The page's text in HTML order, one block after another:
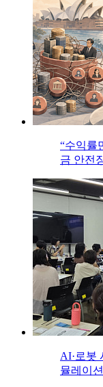
“수익률
금 안전
AI·로봇
뮬레이션